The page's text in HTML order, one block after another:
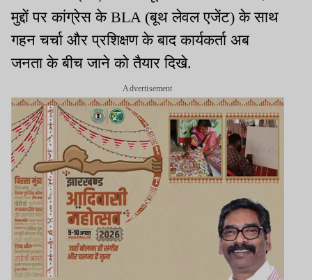
मुद्दों पर कांग्रेस के BLA (बूथ लेवल एजेंट) के साथ
गहन चर्चा और प्रशिक्षण के बाद कार्यकर्ता अब
जनता के बीच जाने को तैयार दिखे.
Advertisement